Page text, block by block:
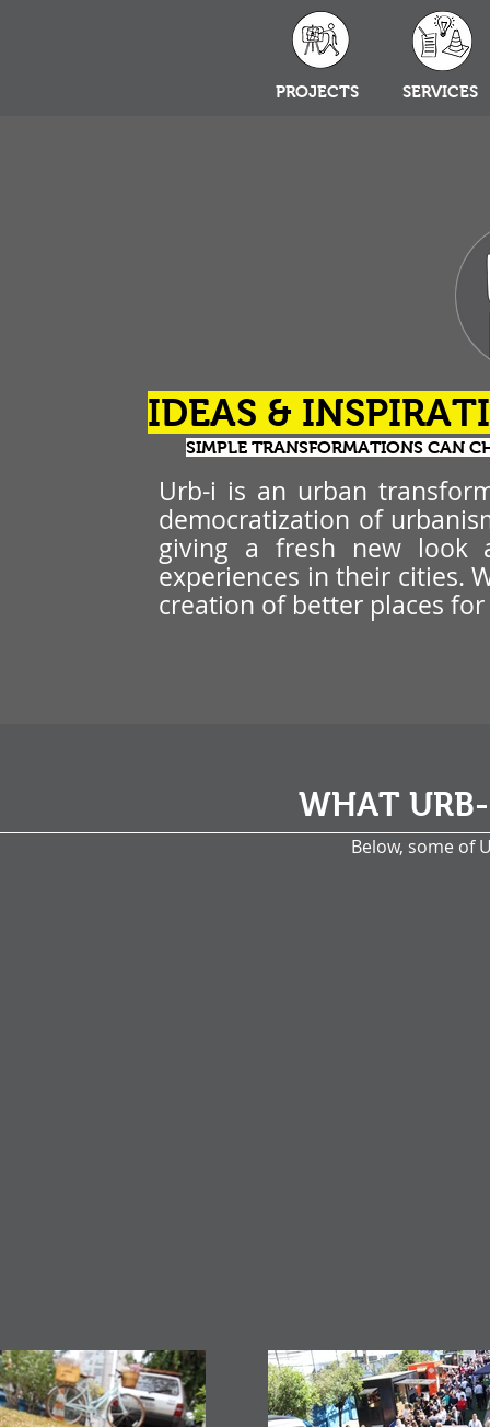
PROJECTS SERVICES
IDEAS &
SIMPLE TRANSFORMATIONS CAN
Urb-i is an urban
democratization of
giving a fresh new look
experiences in their cities.
creation of better places
WHAT
Below, some of